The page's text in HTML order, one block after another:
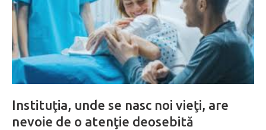
Instituţia, unde se nasc noi vieţi, are
nevoie de o atenţie deosebită